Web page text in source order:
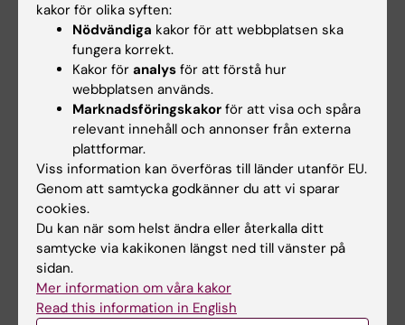
visa förståelse för den egna
professionens roll samt betydelse för
hälso- och sjukvården, i ett nationellt
såväl som internationellt perspektiv.
Färdighet och förmåga
Studenten skall:
vara förberedd för arbetsuppgifter av
arbetsledande karaktär,
Värderingsförmåga och förhållningssätt
Studenten skall:
kakor för olika syften:
Nödvändiga kakor för att webbplatsen ska
fungera korrekt.
Kakor för analys för att förstå hur
webbplatsen används.
Marknadsföringskakor för att visa och spåra
relevant innehåll och annonser från externa
plattformar.
Viss information kan överföras till länder utanför EU.
Genom att samtycka godkänner du att vi sparar
cookies.
Du kan när som helst ändra eller återkalla ditt
samtycke via kakikonen längst ned till vänster på
sidan.
Mer information om våra kakor
Read this information in English